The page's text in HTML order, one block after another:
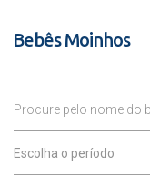
Bebês Moinhos
Procure pelo nome do
Escolha o período